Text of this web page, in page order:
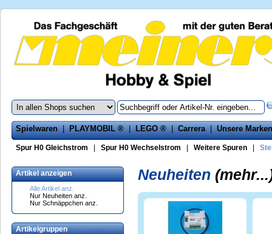
Spielwaren|PLAYMOBIL ®|LEGO ®|Carrera|Unsere Marken
Spur H0 Gleichstrom Spur H0 Wechselstrom Weitere Spuren
Artikel anzeigen
Alle Artikel anz.
Nur Neuheiten anz.
Nur Schnäppchen anz.
Artikelgruppen
Neuheiten